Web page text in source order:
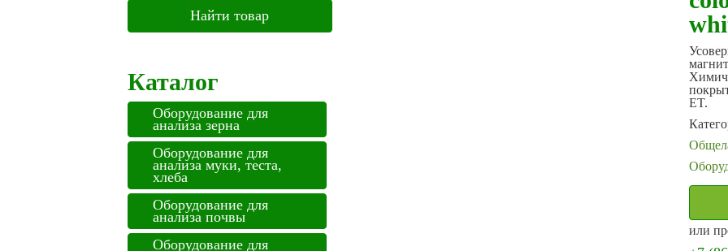
ET.
или
Каталог
Оборудование для
анализа зерна
Оборудование для
анализа муки, теста,
хлеба
Оборудование для
анализа почвы
Оборудование для